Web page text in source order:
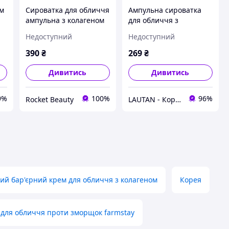
Сироватка для обличчя
ампульна з колагеном
кислотою FarmStay
Collagen & Hyaluronic
Ampoule, 250 мл
Недоступний
390 ₴
Дивитись
Rocket Beauty 100%
Ампульна сироватка
для обличчя з
FarmStay DR.V8
Ampoule Solution
Недоступний
269₴
Дивитись
LAUTAN - Корейская Косметика 96%
бар'єрний крем для обличчя з колагеном Корея
обличчя проти зморщок farmstay